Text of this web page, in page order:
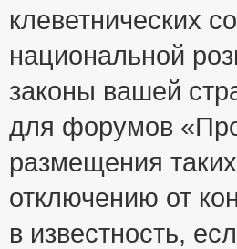
клеветнических
национальной
законы вашей
для форумов
размещения
отключению от
в известность,